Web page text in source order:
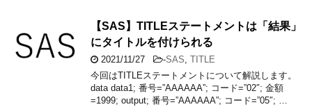
【SAS】TITLEステートメントは「結果」
にタイトルを付けられる
2021/11/27 -SAS TITLE
今回はTITLEステートメントについて解説します。
data data1; 番号=”AAAAAA”; コード=”02″; 金額
=1999; output; 番号=”AAAAAA”; コード=”05″; …